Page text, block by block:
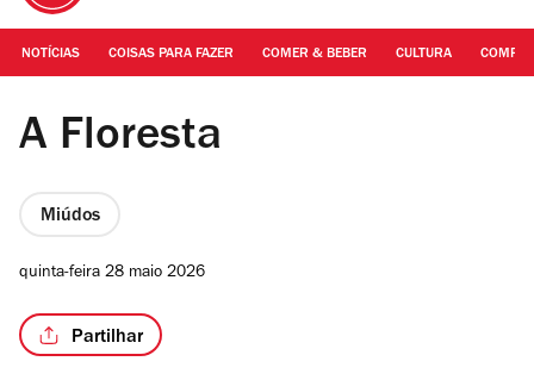
NOTÍCIAS COISAS PARA FAZER COMER & BEBER CULTURA
Beatriz Bagulho | A Floresta, Ópera de Eurico Carrapatoso
A Floresta
Miúdos
quinta-feira 28 maio 2026
Partilhar